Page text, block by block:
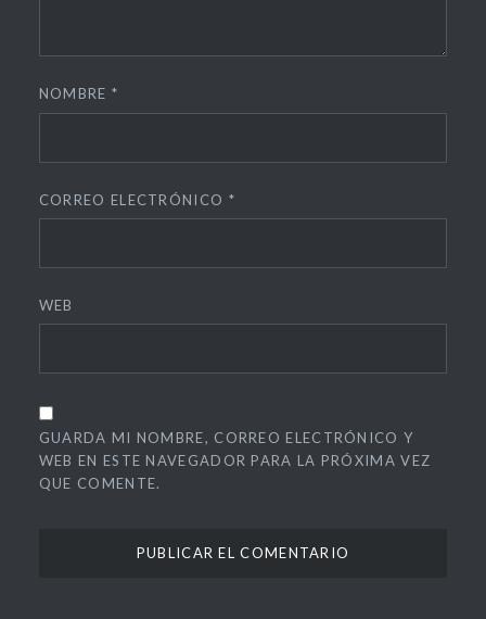
NOMBRE *
CORREO ELECTRÓNICO *
WEB
GUARDA MI NOMBRE, CORREO ELECTRÓNICO Y
WEB EN ESTE NAVEGADOR PARA LA PRÓXIMA VEZ
QUE COMENTE.